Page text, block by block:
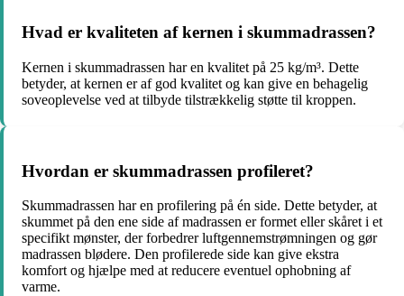
Hvad er kvaliteten af kernen i skummadrassen?
Kernen i skummadrassen har en kvalitet på 25 kg/m³. Dette
betyder, at kernen er af god kvalitet og kan give en behagelig
soveoplevelse ved at tilbyde tilstrækkelig støtte til kroppen.
Hvordan er skummadrassen profileret?
Skummadrassen har en profilering på én side. Dette betyder, at
skummet på den ene side af madrassen er formet eller skåret i et
specifikt mønster, der forbedrer luftgennemstrømningen og gør
madrassen blødere. Den profilerede side kan give ekstra
komfort og hjælpe med at reducere eventuel ophobning af
varme.